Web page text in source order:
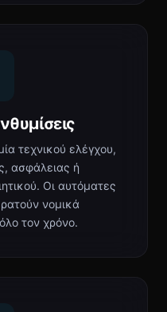
τεχνικού ελέγχου,
ασφάλειας ή
Οι αυτόματες
νομικά
τον χρόνο.